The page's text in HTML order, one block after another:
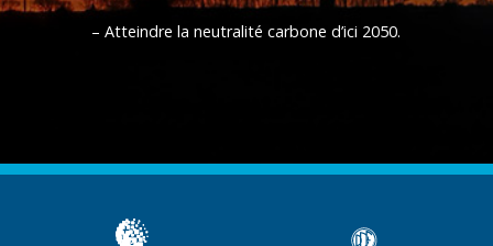
– Atteindre la neutralité carbone d’ici 2050.